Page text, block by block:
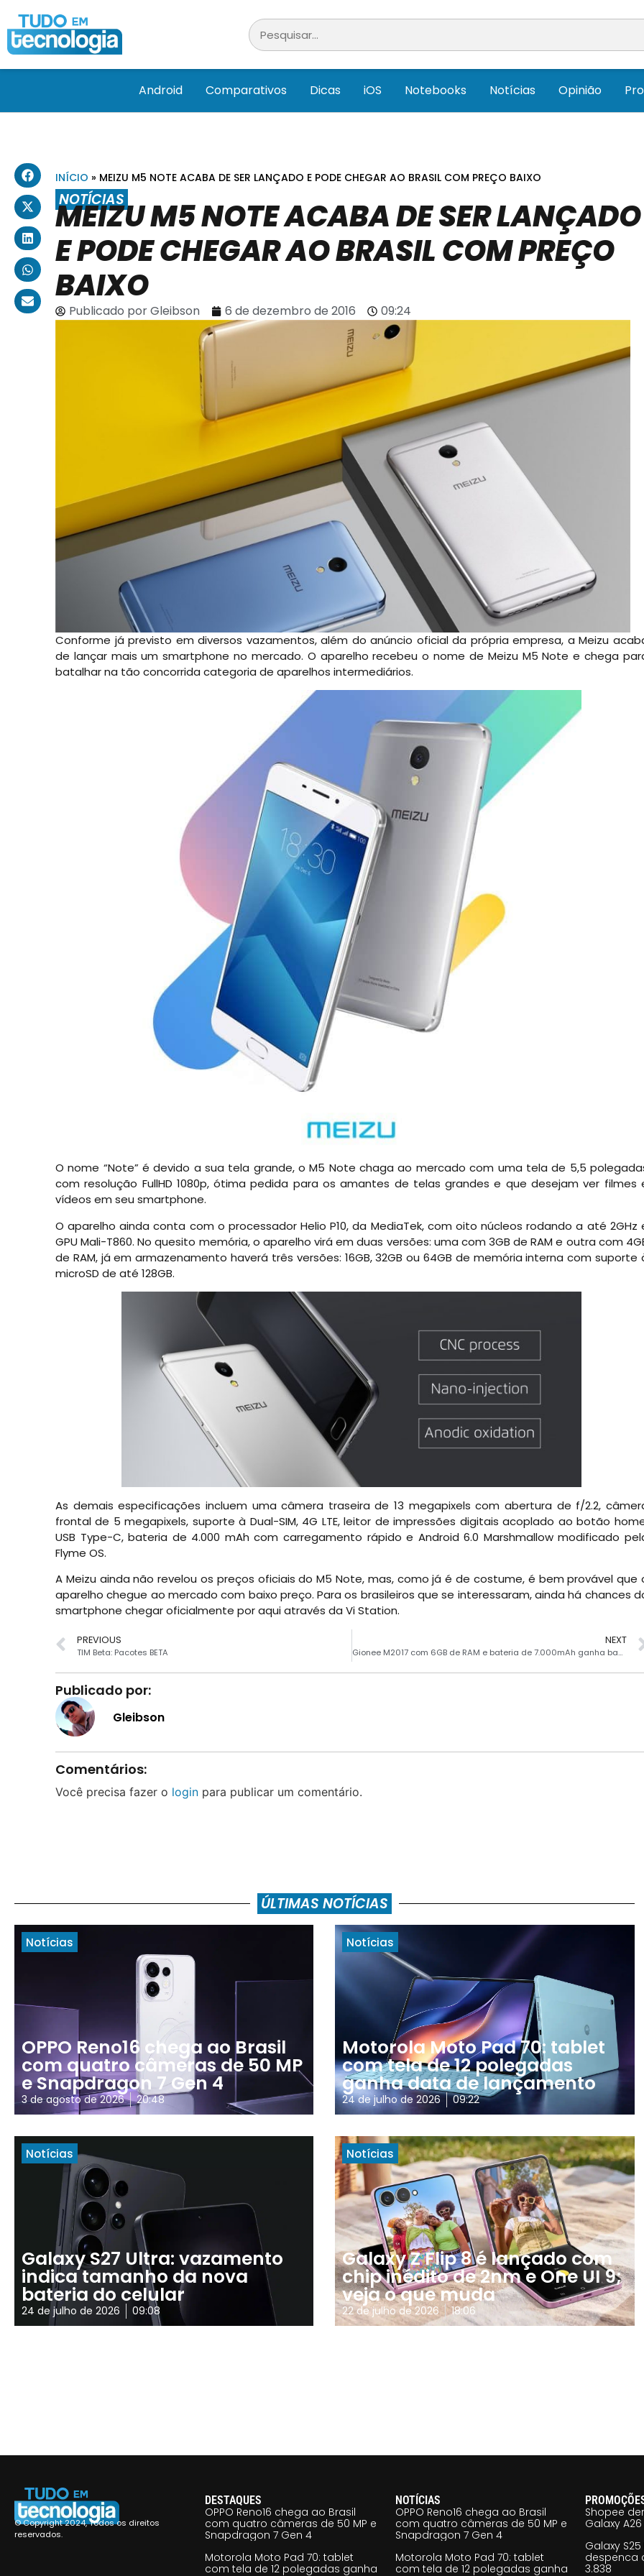
Android Comparativos Dicas iOS Notebooks Notícias Opinião
INÍCIO » MEIZU M5 NOTE ACABA DE SER LANÇADO E PODE CHEGAR AO BRASIL COM PREÇO BAIXO
NOTÍCIAS
MEIZU M5 NOTE ACABA DE SER LANÇADO
E PODE CHEGAR AO BRASIL COM PREÇO
BAIXO
Publicado porGleibson 6 de dezembro de 2016 09:24
Conforme já previsto em diversos vazamentos, além do anúncio oficial da própria empresa, a Meizu
de lançar mais um smartphone no mercado. O aparelho recebeu o nome de Meizu M5 Note e chega
batalhar na tão concorrida categoria de aparelhos intermediários.
O nome “Note” é devido a sua tela grande, o M5 Note chaga ao mercado com uma tela de 5,5
com resolução FullHD 1080p, ótima pedida para os amantes de telas grandes e que desejam ver filmes
vídeos em seu smartphone.
O aparelho ainda conta com o processador Helio P10, da MediaTek, com oito núcleos rodando a até 2GHz
GPU Mali-T860. No quesito memória, o aparelho virá em duas versões: uma com 3GB de RAM e outra com
de RAM, já em armazenamento haverá três versões: 16GB, 32GB ou 64GB de memória interna com suporte
microSD de até 128GB.
As demais especificações incluem uma câmera traseira de 13 megapixels com abertura de f/2.2,
frontal de 5 megapixels, suporte à Dual-SIM, 4G LTE, leitor de impressões digitais acoplado ao botão
USB Type-C, bateria de 4.000 mAh com carregamento rápido e Android 6.0 Marshmallow modificado
Flyme OS.
A Meizu ainda não revelou os preços oficiais do M5 Note, mas, como já é de costume, é bem provável que
aparelho chegue ao mercado com baixo preço. Para os brasileiros que se interessaram, ainda há chances
smartphone chegar oficialmente por aqui através da Vi Station.
PREVIOUS
TIM Beta: Pacotes BETA
NEXT
Gionee M2017 com 6GB de RAM e bateria de 7.000mAh ganha banner oficial
Publicado por:
Gleibson
Comentários:
Você precisa fazer o loginpara publicar um comentário.
ÚLTIMAS NOTÍCIAS
Notícias
OPPO Reno16 chega ao Brasil
com quatro câmeras de 50 MP
e Snapdragon 7 Gen 4
3 de agosto de 2026 20:48
Notícias
Motorola Moto Pad 70: tablet
com tela de 12 polegadas
ganha data de lançamento
24 de julho de 2026 09:22
Notícias
Galaxy S27 Ultra: vazamento
indica tamanho da nova
bateria do celular
24 de julho de 2026 09:08
Notícias
Galaxy Z Flip 8 é lançado com
chip inédito de 2nm e One UI 9;
veja o que muda
22 de julho de 2026 18:06
© Copyright 2024, Todos os direitos
reservados.
DESTAQUES
OPPO Reno16 chega ao Brasil
com quatro câmeras de 50 MP e
Snapdragon 7 Gen 4
Motorola Moto Pad 70: tablet
com tela de 12 polegadas ganha
NOTÍCIAS
OPPO Reno16 chega ao Brasil
com quatro câmeras de 50 MP e
Snapdragon 7 Gen 4
Motorola Moto Pad 70: tablet
com tela de 12 polegadas ganha
Shopee
Galaxy
Galaxy S25
despenca
3.838